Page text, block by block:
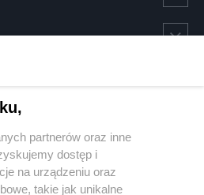
partnerów oraz inne
dostęp i
na urządzeniu oraz
takie jak unikalne